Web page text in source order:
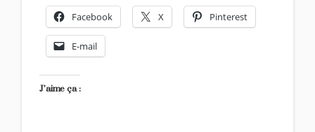
Facebook X Pinterest
E-mail
J’aime ça :